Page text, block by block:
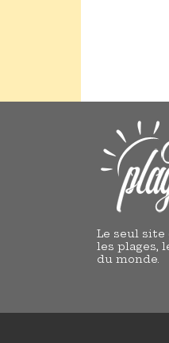
Le seul
les plages,
du monde.